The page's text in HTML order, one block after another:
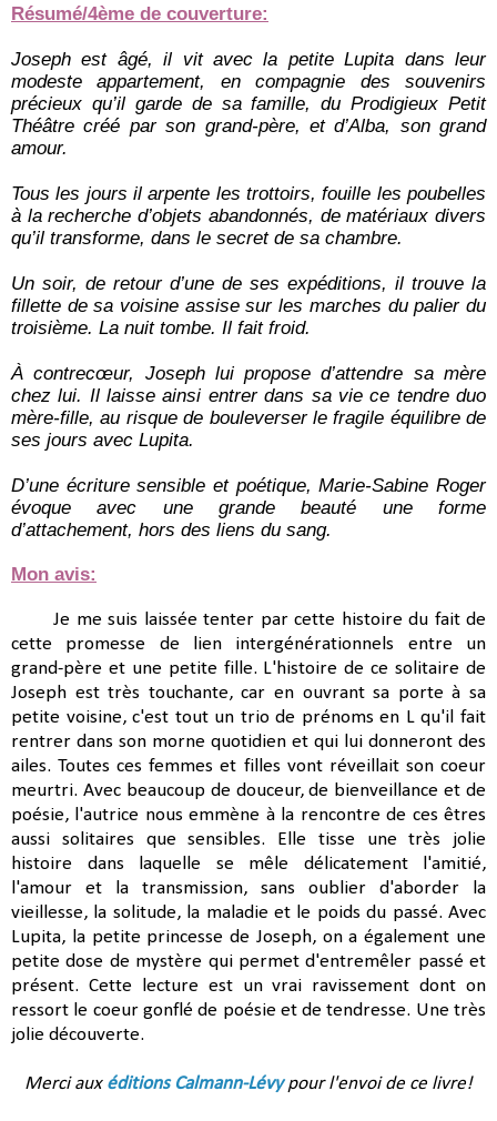
Résumé/4ème de couverture:
Joseph est âgé, il vit avec la petite Lupita dans leur
modeste appartement, en compagnie des souvenirs
précieux qu’il garde de sa famille, du Prodigieux Petit
Théâtre créé par son grand-père, et d’Alba, son grand
amour.
Tous les jours il arpente les trottoirs, fouille les poubelles
à la recherche d’objets abandonnés, de matériaux divers
qu’il transforme, dans le secret de sa chambre.
Un soir, de retour d’une de ses expéditions, il trouve la
fillette de sa voisine assise sur les marches du palier du
troisième. La nuit tombe. Il fait froid.
À contrecœur, Joseph lui propose d’attendre sa mère
chez lui. Il laisse ainsi entrer dans sa vie ce tendre duo
mère-fille, au risque de bouleverser le fragile équilibre de
ses jours avec Lupita.
D’une écriture sensible et poétique, Marie-Sabine Roger
évoque avec une grande beauté une forme
d’attachement, hors des liens du sang.
Mon avis:
Je me suis laissée tenter par cette histoire du fait de
cette promesse de lien intergénérationnels entre un
grand-père et une petite fille. L'histoire de ce solitaire de
Joseph est très touchante, car en ouvrant sa porte à sa
petite voisine, c'est tout un trio de prénoms en L qu'il fait
rentrer dans son morne quotidien et qui lui donneront des
ailes. Toutes ces femmes et filles vont réveillait son coeur
meurtri. Avec beaucoup de douceur, de bienveillance et de
poésie, l'autrice nous emmène à la rencontre de ces êtres
aussi solitaires que sensibles. Elle tisse une très jolie
histoire dans laquelle se mêle délicatement l'amitié,
l'amour et la transmission, sans oublier d'aborder la
vieillesse, la solitude, la maladie et le poids du passé. Avec
Lupita, la petite princesse de Joseph, on a également une
petite dose de mystère qui permet d'entremêler passé et
présent. Cette lecture est un vrai ravissement dont on
ressort le coeur gonflé de poésie et de tendresse. Une très
jolie découverte.
Merci aux éditions Calmann-Lévypour l'envoi de ce livre!